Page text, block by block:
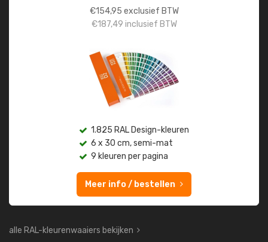
€154,95 exclusief BTW
€187,49 inclusief BTW
1.825 RAL Design-kleuren
6 x 30 cm, semi-mat
9 kleuren per pagina
Meer info / bestellen
alle RAL-kleurenwaaiers bekijken